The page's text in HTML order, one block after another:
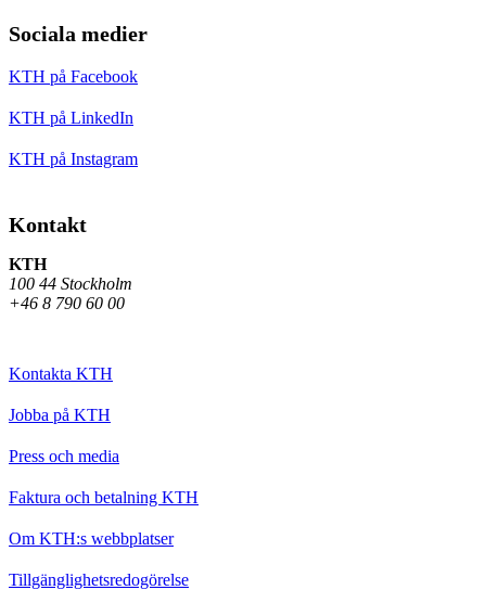
Sociala medier
KTH på Facebook
KTH på LinkedIn
KTH på Instagram
Kontakt
KTH
100 44 Stockholm
+46 8 790 60 00
Kontakta KTH
Jobba på KTH
Press och media
Faktura och betalning KTH
Om KTH:s webbplatser
Tillgänglighetsredogörelse